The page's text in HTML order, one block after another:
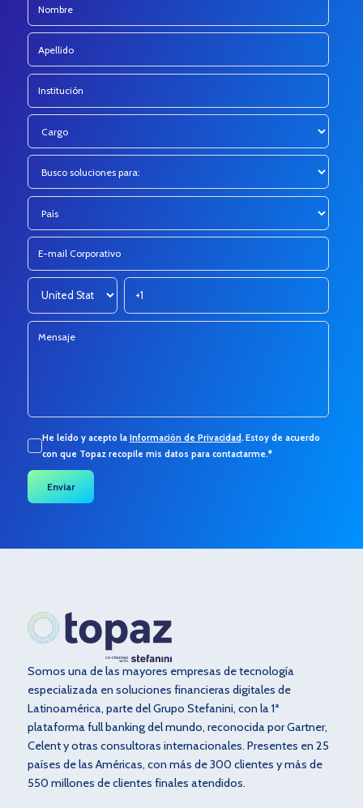
He leído y acepto la Información de Privacidad.Estoy de acuerdo
con que Topaz recopile mis datos para contactarme.*
Somos una de las mayores empresas de tecnología
especializada en soluciones financieras digitales de
Latinoamérica, parte del Grupo Stefanini, con la 1ª
plataforma full banking del mundo, reconocida por Gartner,
Celent y otras consultoras internacionales. Presentes en 25
países de las Américas, con más de 300 clientes y más de
550 millones de clientes finales atendidos.